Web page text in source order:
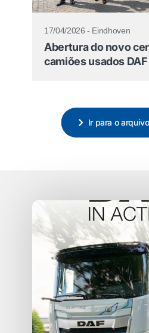
17/04/2026 - Eindhoven
Abertura do novo
camiões usados
Ir para o